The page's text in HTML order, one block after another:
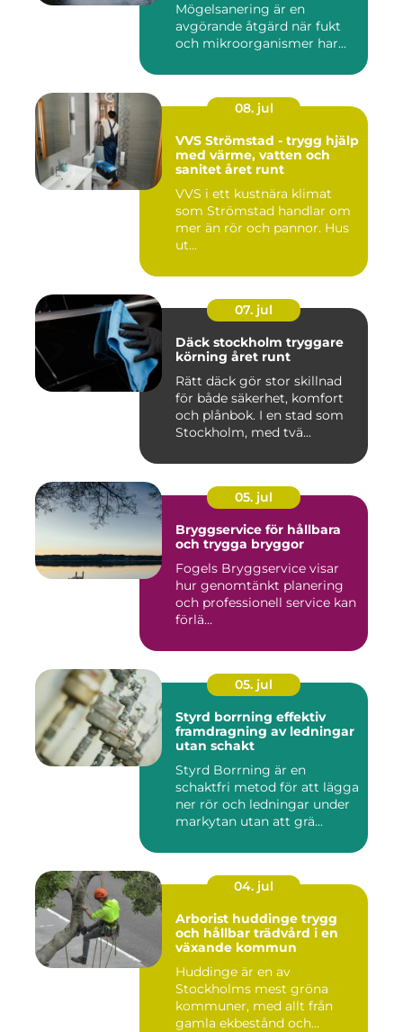
Mögelsanering är en
avgörande åtgärd när fukt
och mikroorganismer har...
08. jul
VVS Strömstad - trygg hjälp
med värme, vatten och
sanitet året runt
VVS i ett kustnära klimat
som Strömstad handlar om
mer än rör och pannor. Hus
ut...
07. jul
Däck stockholm tryggare
körning året runt
Rätt däck gör stor skillnad
för både säkerhet, komfort
och plånbok. I en stad som
Stockholm, med tvä...
05. jul
Bryggservice för hållbara
och trygga bryggor
Fogels Bryggservice visar
hur genomtänkt planering
och professionell service kan
förlä...
05. jul
Styrd borrning effektiv
framdragning av ledningar
utan schakt
Styrd Borrning är en
schaktfri metod för att lägga
ner rör och ledningar under
markytan utan att grä...
04. jul
Arborist huddinge trygg
och hållbar trädvård i en
växande kommun
Huddinge är en av
Stockholms mest gröna
kommuner, med allt från
gamla ekbestånd och